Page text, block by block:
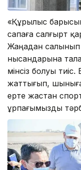
«Құрылыс
сапаға салғырт
Жаңадан
нысандарына
мінсіз болуы
жаттығып,
ерте жастан
ұрпағымызды